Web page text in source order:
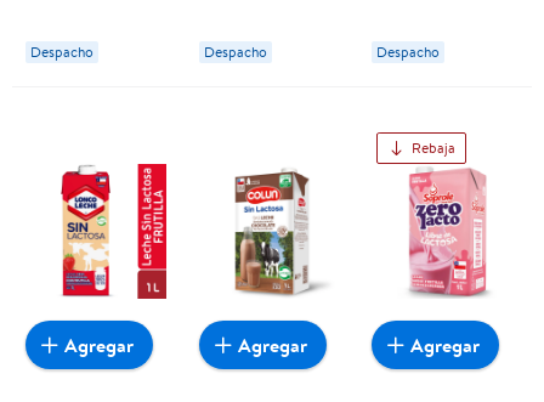
Despacho Despacho
Leche
Despacho
Agregar Agregar
Rebaja
Agregar